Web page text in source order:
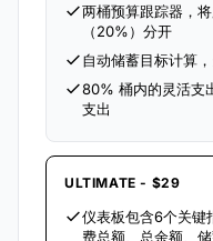
两桶预算跟踪器，
（20%）分开
自动储蓄目标计算
80% 桶内的灵活支
支出
ULTIMATE - $29
仪表板包含6个关键
费总额、总余额、